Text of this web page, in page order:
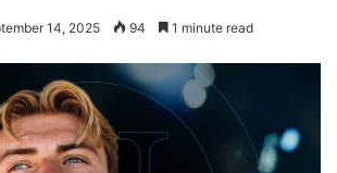
14, 2025 94 1 minute read